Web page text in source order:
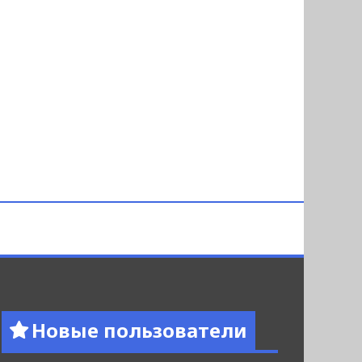
Новые пользователи